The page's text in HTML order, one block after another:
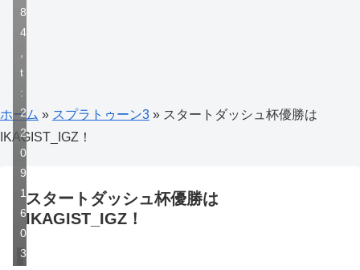
ホーム » スプラトゥーン3 » スタートダッシュ杯優勝は
IKAGIST_IGZ！
スタートダッシュ杯優勝は
IKAGIST_IGZ！
スプラトゥーン3
8
4
,
t
:
2
2
0
9
1
6
0
3